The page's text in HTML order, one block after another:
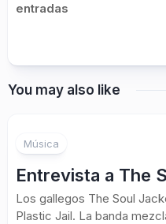
entradas
You may also like
Música
Entrevista a The
Los gallegos The Soul
Plastic Jail. La banda